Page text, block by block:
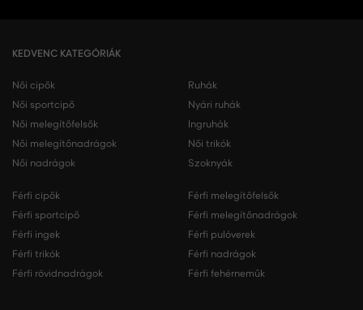
KEDVENC KATEGÓRIÁK
Női cipők
Női sportcipő
Női melegítőfelsők
Női melegítőnadrágok
Női nadrágok
Ruhák
Nyári ruhák
Ingruhák
Női trikók
Szoknyák
Férfi cipők
Férfi sportcipő
Férfi ingek
Férfi trikók
Férfi rövidnadrágok
Férfi melegítőfelsők
Férfi melegítőnadrágok
Férfi pulóverek
Férfi nadrágok
Férfi fehérneműk